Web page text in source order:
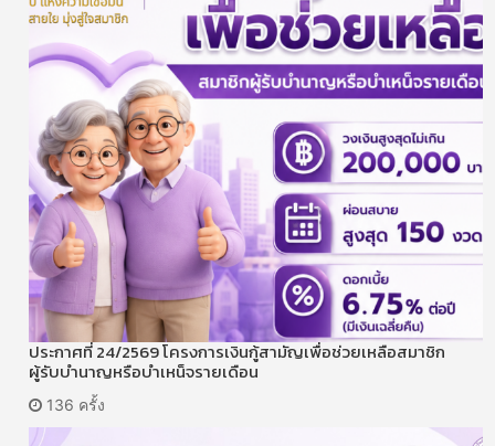
ประกาศที่ 24/2569 โครงการเงินกู้สามัญเพื่อช่วยเหลือสมาชิก
ผู้รับบำนาญหรือบำเหน็จรายเดือน
136 ครั้ง